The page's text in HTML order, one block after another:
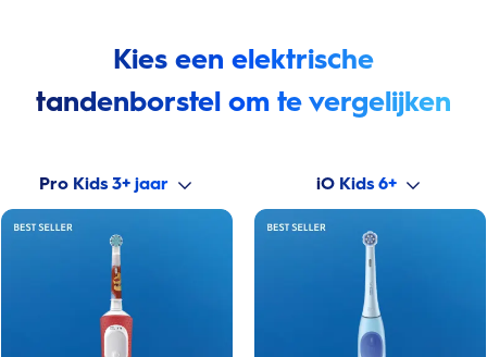
Kies een elektrische
tandenborstel om te vergelijken
Pro Kids 3+ jaar iO Kids 6+